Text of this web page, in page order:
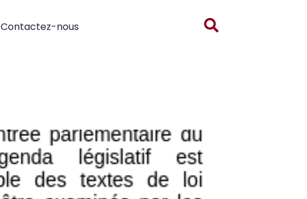
Contactez-nous